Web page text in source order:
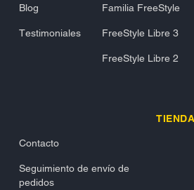
Blog
Testimoniales
Familia FreeStyle
FreeStyle Libre 3
FreeStyle Libre 2
Contacto
Seguimiento de envío de
pedidos
TIENDA